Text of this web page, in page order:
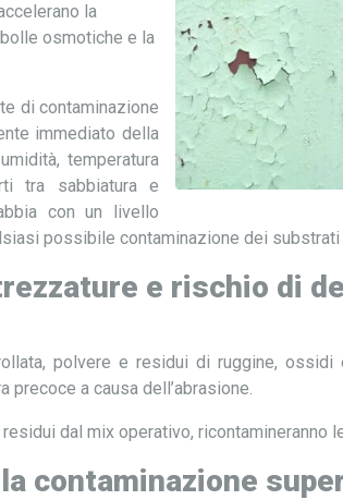
la
osmotiche e la
di contaminazione
immediato della
temperatura
tra sabbiatura e
con un livello
possibile contaminazione dei
e rischio di
polvere e residui di ruggine,
precoce a causa dell’abrasione.
dal mix operativo,
contaminazione